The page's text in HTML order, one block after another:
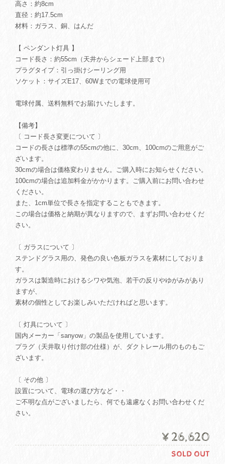
高さ：約8cm
直径：約17.5cm
材料：ガラス、銅、はんだ
【 ペンダント灯具 】
コード長さ：約55cm（天井からシェード上部まで）
プラグタイプ：引っ掛けシーリング用
ソケット：サイズE17、60Wまでの電球使用可
電球付属、送料無料でお届けいたします。
【備考】
〔 コード長さ変更について 〕
コードの長さは標準の55cmの他に、30cm、100cmのご用意がご
ざいます。
30cmの場合は価格変わりません。ご購入時にお知らせください。
100cmの場合は追加料金がかかります。ご購入前にお問い合わせ
ください。
また、1cm単位で長さを指定することもできます。
この場合は価格と納期が異なりますので、まずお問い合わせくだ
さい。
〔 ガラスについて 〕
ステンドグラス用の、発色の良い色板ガラスを素材にしておりま
す。
ガラスは製造時におけるシワや気泡、若干の反りやゆがみがあり
ますが、
素材の個性としてお楽しみいただければと思います。
〔 灯具について 〕
国内メーカー「sanyow」の製品を使用しています。
プラグ（天井取り付け部の仕様）が、ダクトレール用のものもご
ざいます。
〔 その他 〕
設置について、電球の選び方など・・
ご不明な点がございましたら、何でも遠慮なくお問い合わせくだ
さい。
¥26,620
SOLD OUT